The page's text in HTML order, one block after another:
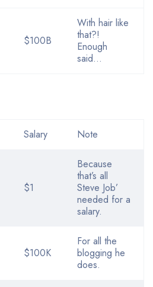
$100B
With hair like
that?!
Enough
said…
Salary Note
$1
Because
that’s all
Steve Job’
needed for a
salary.
$100K
For all the
blogging he
does.